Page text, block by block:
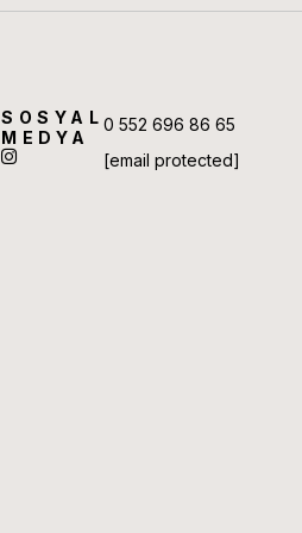
SOSYAL
MEDYA
0 552 696 86 65
[email protected]